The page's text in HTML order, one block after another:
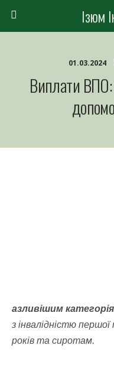
Ізюм
01.03.2024
Виплати ВПО:
азливішим
з інвалідністю
років та сиротам.